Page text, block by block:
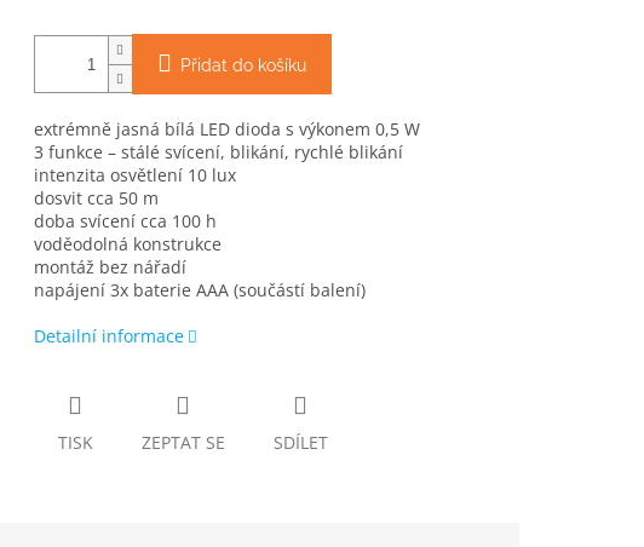
Přidat do košíku
extrémně jasná bílá LED dioda s výkonem 0,5 W
3 funkce – stálé svícení, blikání, rychlé blikání
intenzita osvětlení 10 lux
dosvit cca 50 m
doba svícení cca 100 h
voděodolná konstrukce
montáž bez nářadí
napájení 3x baterie AAA (součástí balení)
Detailní informace
TISK ZEPTAT SE SDÍLET